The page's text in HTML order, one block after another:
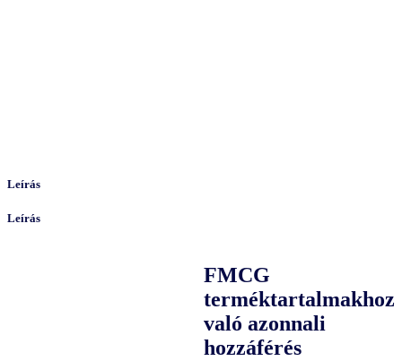
Leírás
Leírás
FMCG
terméktartalmakhoz
való azonnali
hozzáférés